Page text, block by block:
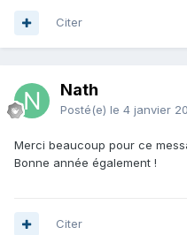
Citer
Nath
Posté(e) le 4 janvier
Merci beaucoup pour ce
Bonne année également !
Citer